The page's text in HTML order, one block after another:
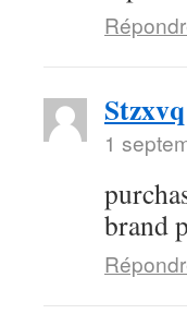
Stzxvq
1
brand